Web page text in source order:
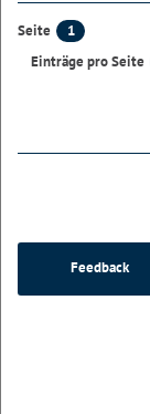
Seite
1
Einträge pro Seite
Feedback